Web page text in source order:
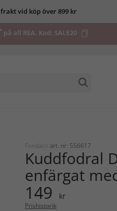
vid köp över 899 kr
på all REA. Kod: SALE20
Fondaco art. nr: 556617
Kuddfodral
enfärgat
149 kr
Prishistorik